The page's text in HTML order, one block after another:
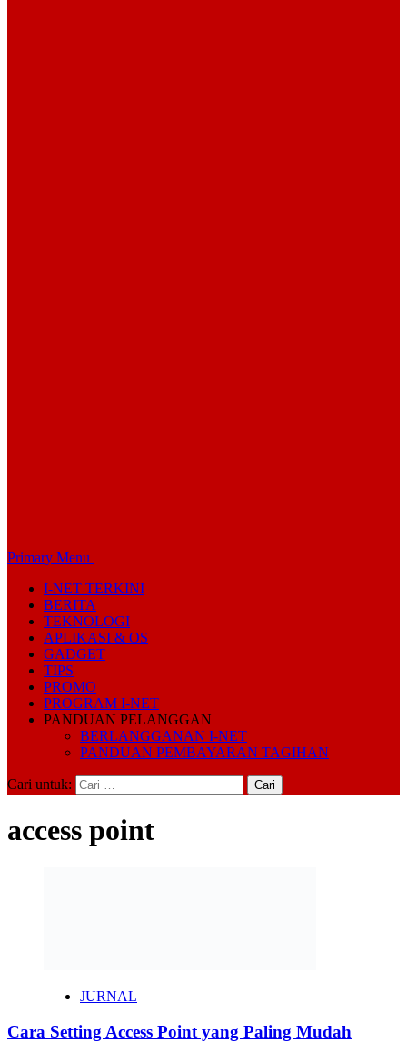
Primary Menu
I-NET TERKINI
BERITA
TEKNOLOGI
APLIKASI & OS
GADGET
TIPS
PROMO
PROGRAM I-NET
PANDUAN PELANGGAN
BERLANGGANAN I-NET
PANDUAN PEMBAYARAN TAGIHAN
Cari untuk:
access point
JURNAL
Cara Setting Access Point yang Paling Mudah